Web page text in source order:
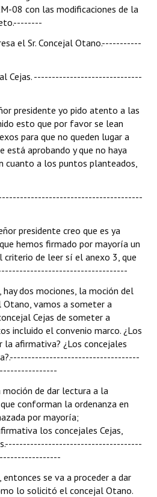
08 con las modificaciones de la
el Sr. Concejal Otano.-----------
Cejas. ------------------------------
presidente yo pido atento a las
esto que por favor se lean
para que no queden lugar a
está aprobando y que no haya
cuanto a los puntos planteados,
presidente creo que es ya
hemos firmado por mayoría un
criterio de leer sí el anexo 3, que
hay dos mociones, la moción del
Otano, vamos a someter a
Cejas de someter a
incluido el convenio marco. ¿Los
la afirmativa? ¿Los concejales
de dar lectura a la
conforman la ordenanza en
por mayoría;
los concejales Cejas,
entonces se va a proceder a dar
lo solicitó el concejal Otano.